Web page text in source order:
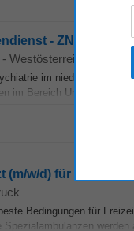
- ZNS (m/w/d)
- Westösterreich
im
im Bereich Umsatz und
w/d) für Neurologie
Bedingungen für
werden